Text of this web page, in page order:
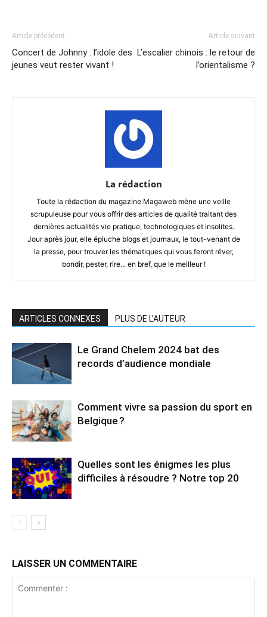
Article précédent
Concert de Johnny : l’idole des
jeunes veut rester vivant !
Article suivant
L’escalier chinois : le retour de
l’orientalisme ?
La rédaction
Toute la rédaction du magazine Magaweb mène une veille
scrupuleuse pour vous offrir des articles de qualité traitant des
dernières actualités vie pratique, technologiques et insolites.
Jour après jour, elle épluche blogs et journaux, le tout-venant de
la presse, pour trouver les thématiques qui vous feront rêver,
bondir, pester, rire... en bref, que le meilleur !
ARTICLES CONNEXES PLUS DE L'AUTEUR
Le Grand Chelem 2024 bat des
records d’audience mondiale
Comment vivre sa passion du sport en
Belgique ?
Quelles sont les énigmes les plus
difficiles à résoudre ? Notre top 20
LAISSER UN COMMENTAIRE